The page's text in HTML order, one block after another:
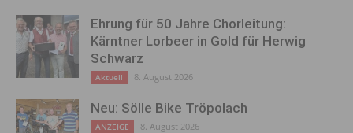
Ehrung für 50 Jahre Chorleitung:
Kärntner Lorbeer in Gold für Herwig
Schwarz
Aktuell 8. August 2026
Neu: Sölle Bike Tröpolach
ANZEIGE 8. August 2026